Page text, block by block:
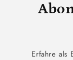
Erfahre als